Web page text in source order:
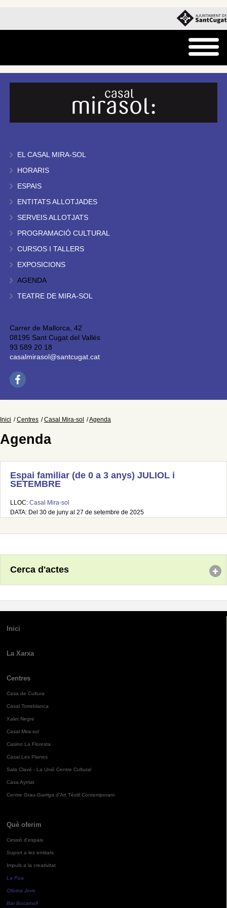
EL CASAL MIRA-SOL
HORARIS
ESPAIS
ENTITATS ALLOTJADES
SERVEIS ALLOTJATS
PROGRAMACIÓ CULTURAL
CURSOS I TALLERS
EXPOSICIONS
AGENDA
TEATRE DE MIRA-SOL
Carrer de Mallorca, 42
08195 Sant Cugat del Vallès
93 589 20 18
casalmirasol@santcugat.cat
Inici Centres Casal Mira-sol Agenda
Agenda
Espai familiar (de 0 a 3 anys) JULIOL i
SETEMBRE
LLOC: Casal Mira-sol
DATA: Del 30 de juny al 27 de setembre de 2025
Cerca d'actes
Inici
La Xarxa
Centres
Casa de Cultura
Casal Torreblanca
Xalet Negre
Casal Mira-sol
Casino La Floresta
Casal Les Planes
Sala Clavé - La Unió Centre Cultural
Casa Aymat
Centre Grau-Garriga d'Art Tèxtil Contemporani
Què oferim
Cessió d'espais
Suport a les entitats
Impuls a la creativitat
La Pua
Oficina Jove
Bar Bocamoll